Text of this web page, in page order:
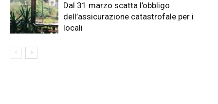
Dal 31 marzo scatta l’obbligo
dell’assicurazione catastrofale per i
locali